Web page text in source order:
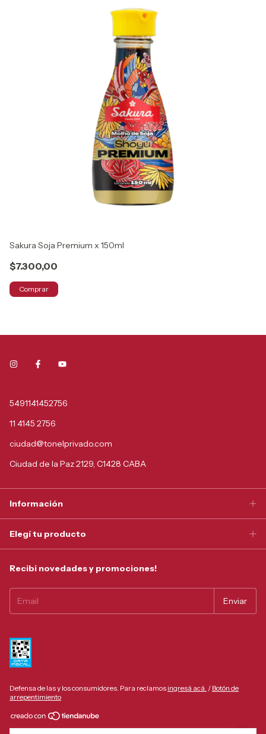
Sakura Soja Premium x 150ml
$7.300,00
Comprar
5491141452756
11 4145 2756
ciudad@tonelprivado.com
Ciudad de la Paz 2129, C1428 CABA
Información
Elegí tu producto
Recibi novedades y promociones!
Defensa de las y los consumidores. Para reclamos ingresá acá. / Botón de
arrepentimiento
Copyright Tonel Privado - 30550059998 - 2026. Todos los derechos